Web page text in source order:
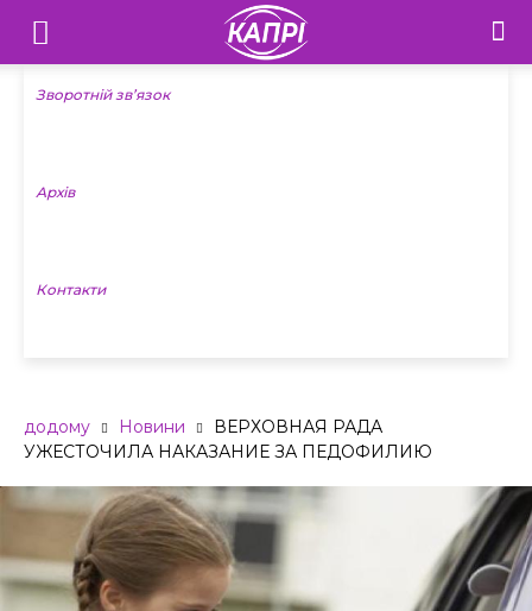
Телебачення
«Капрі»
Новини
Зворотній зв’язок
Архів
Контакти
додому Новини
ВЕРХОВНАЯ РАДА
УЖЕСТОЧИЛА НАКАЗАНИЕ ЗА ПЕДОФИЛИЮ